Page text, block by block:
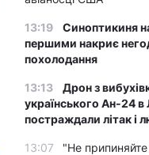
13:19
Синоптикиня
першими накриє
похолодання
13:13
Дрон з
українського Ан-24 в
постраждали літак і
13:07
"Не